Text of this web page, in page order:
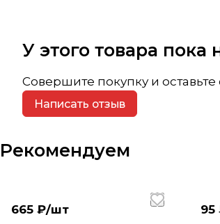
У этого товара
Совершите покупку и
Написать отзыв
Рекомендуем
665 ₽/шт 95